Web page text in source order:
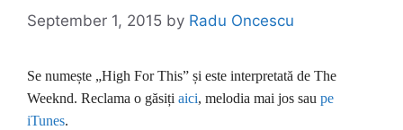
September 1, 2015 by Radu Oncescu
Se numește „High For This” și este interpretată de The
Weeknd. Reclama o găsiți aici, melodia mai jos sau pe
iTunes.